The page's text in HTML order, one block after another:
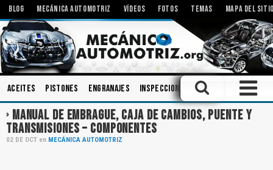
BLOG MECÁNICA AUTOMOTRIZ VÍDEOS FOTOS TEMAS MAPA DEL
Aceites Pistones Engranajes Inspecciones Bielas Inyectores
MANUAL DE EMBRAGUE, CAJA DE CAMBIOS, PUENTE Y
TRANSMISIONES – COMPONENTES
02 DE OCT en MECÁNICA AUTOMOTRIZ